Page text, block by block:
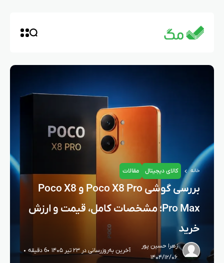
خانه کالای دیجیتال مقالات
بررسی گوشی Poco X8 Pro و Poco X8
Pro Max؛ مشخصات کامل، قیمت و ارزش
خرید
زهرا حسین پور
۱۴۰۴/۱۲/۰۶
آخرین به‌روزرسانی در ۲۳ تیر ۱۴۰۵ 6 دقیقه